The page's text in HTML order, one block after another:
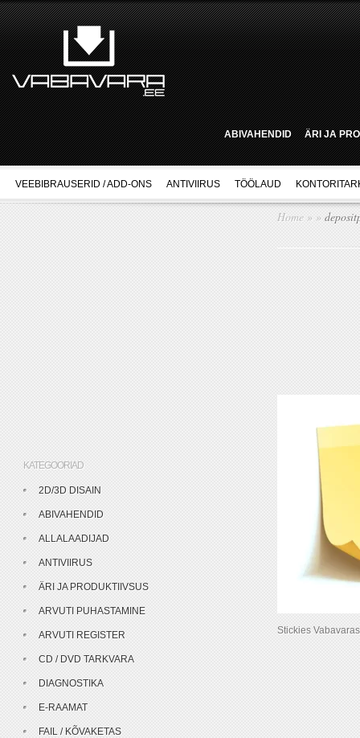
ABIVAHENDID ÄRI JA
VEEBIBRAUSERID / ADD-ONS ANTIVIIRUS TÖÖLAUD
Home » »
Stickies
KATEGOORIAD
2D/3D DISAIN
ABIVAHENDID
ALLALAADIJAD
ANTIVIIRUS
ÄRI JA PRODUKTIIVSUS
ARVUTI PUHASTAMINE
ARVUTI REGISTER
CD / DVD TARKVARA
DIAGNOSTIKA
E-RAAMAT
FAIL / KÕVAKETAS